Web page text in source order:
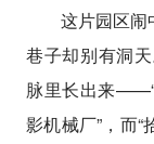
这片园区闹
巷子却别有洞
脉里长出来——“
影机械厂”，而“